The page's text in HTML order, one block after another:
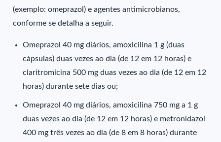
(exemplo: omeprazol) e agentes antimicrobianos,
conforme se detalha a seguir.
Omeprazol 40 mg diários, amoxicilina 1 g (duas
cápsulas) duas vezes ao dia (de 12 em 12 horas) e
claritromicina 500 mg duas vezes ao dia (de 12 em 12
horas) durante sete dias ou;
Omeprazol 40 mg diários, amoxicilina 750 mg a 1 g
duas vezes ao dia (de 12 em 12 horas) e metronidazol
400 mg três vezes ao dia (de 8 em 8 horas) durante